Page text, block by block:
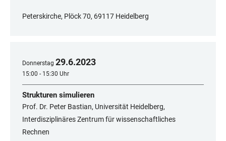
Peterskirche, Plöck 70, 69117 Heidelberg
Donnerstag 29.6.2023
15:00 - 15:30 Uhr
Strukturen simulieren
Prof. Dr. Peter Bastian, Universität Heidelberg,
Interdisziplinäres Zentrum für wissenschaftliches
Rechnen